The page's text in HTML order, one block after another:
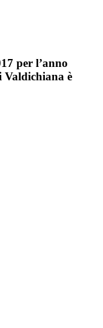
per l’anno
è